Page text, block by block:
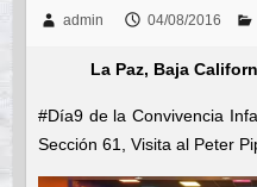
admin 04/08/2016
La Paz, Baja
#Día9 de la Convivencia
Sección 61, Visita al Peter